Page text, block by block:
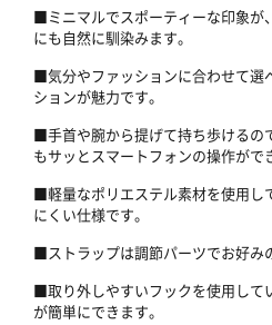
■ミニマルでスポーティーな印象が
にも自然に馴染みます。
■気分やファッションに合わせて選
ションが魅力です。
■手首や腕から提げて持ち歩けるの
もサッとスマートフォンの操作がで
■軽量なポリエステル素材を使用し
にくい仕様です。
■ストラップは調節パーツでお好み
■取り外しやすいフックを使用して
が簡単にできます。